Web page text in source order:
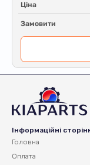
Ціна
Замовити
Інформаційні
Головна
Оплата